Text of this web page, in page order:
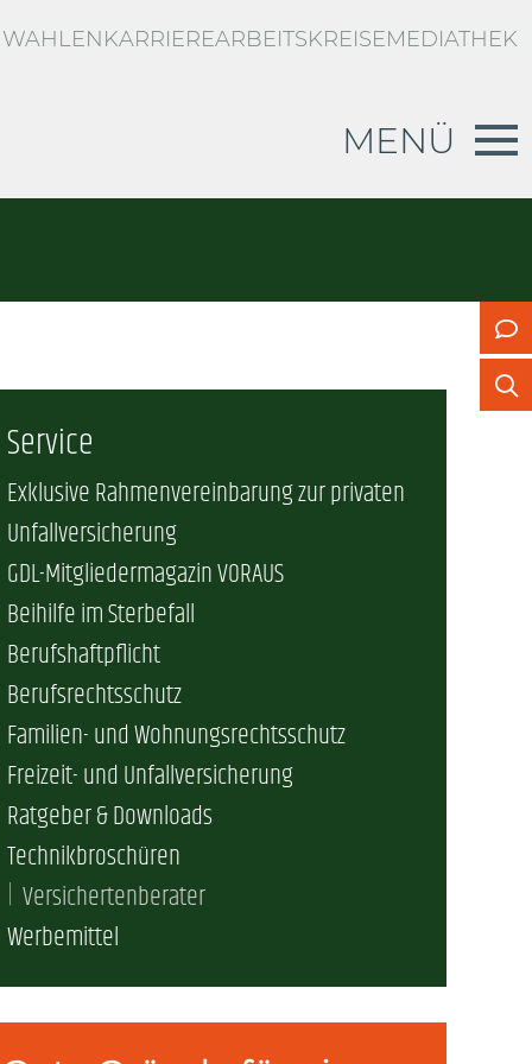
WAHLENKARRIEREARBEITSKREISEMEDIATHEK
MENÜ
(DB AG)
als nur Plus (DB AG)
Service
Exklusive Rahmenvereinbarung zur privaten
Unfallversicherung
GDL-Mitgliedermagazin VORAUS
Beihilfe im Sterbefall
Berufshaftpflicht
Berufsrechtsschutz
Familien- und Wohnungsrechtsschutz
Freizeit- und Unfallversicherung
Ratgeber & Downloads
Technikbroschüren
Versichertenberater
Werbemittel